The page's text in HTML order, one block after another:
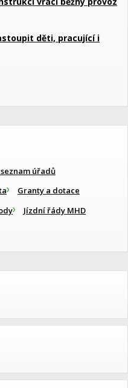
děti, pracující i
úřadů
Granty a dotace
Jízdní řády MHD